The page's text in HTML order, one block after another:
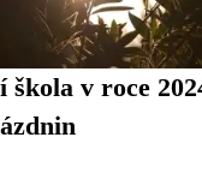
škola v roce